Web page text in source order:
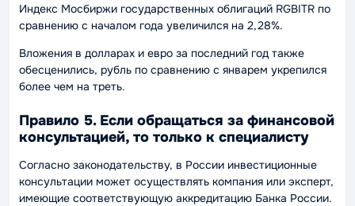
Индекс Мосбиржи государственных облигаций RGBITR по
сравнению с началом года увеличился на 2,28%.
Вложения в долларах и евро за последний год также
обесценились, рубль по сравнению с январем укрепился
более чем на треть.
Правило 5. Если обращаться за финансовой
консультацией, то только к специалисту
Согласно законодательству, в России инвестиционные
консультации может осуществлять компания или эксперт,
имеющие соответствующую аккредитацию Банка России.